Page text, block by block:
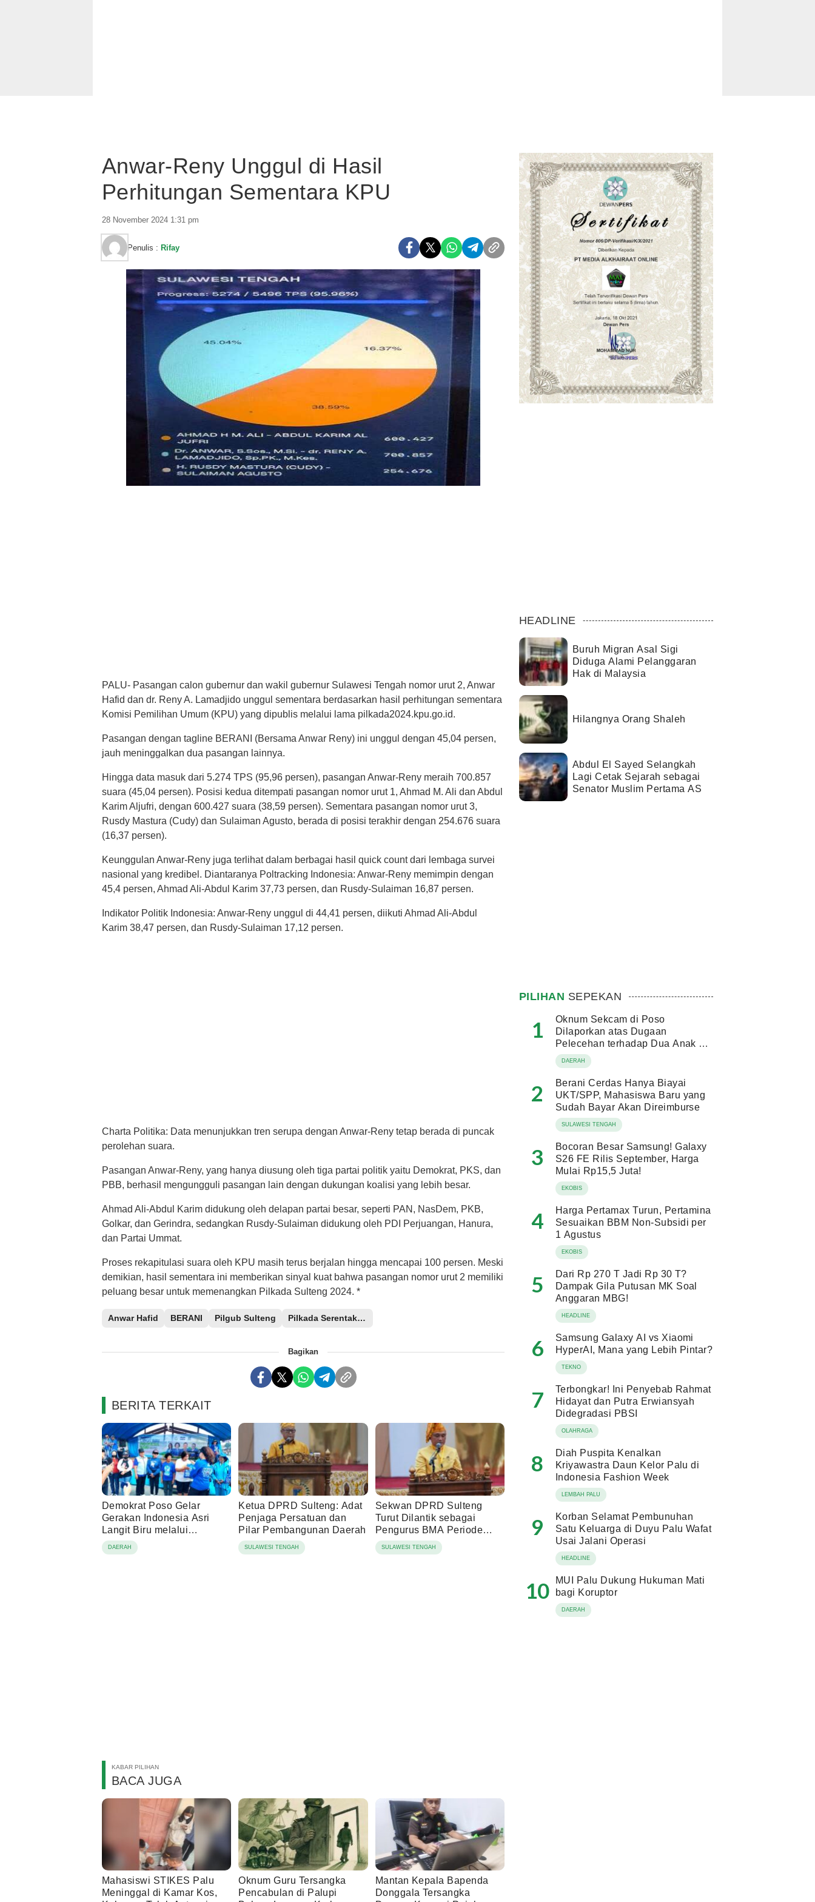
Anwar-Reny Unggul di Hasil
Perhitungan Sementara KPU
28 November 2024 1:31 pm
Penulis : Rifay
PALU- Pasangan calon gubernur dan wakil gubernur Sulawesi Tengah nomor urut 2, Anwar
Hafid dan dr. Reny A. Lamadjido unggul sementara berdasarkan hasil perhitungan sementara
Komisi Pemilihan Umum (KPU) yang dipublis melalui lama pilkada2024.kpu.go.id.
Pasangan dengan tagline BERANI (Bersama Anwar Reny) ini unggul dengan 45,04 persen,
jauh meninggalkan dua pasangan lainnya.
Hingga data masuk dari 5.274 TPS (95,96 persen), pasangan Anwar-Reny meraih 700.857
suara (45,04 persen). Posisi kedua ditempati pasangan nomor urut 1, Ahmad M. Ali dan Abdul
Karim Aljufri, dengan 600.427 suara (38,59 persen). Sementara pasangan nomor urut 3,
Rusdy Mastura (Cudy) dan Sulaiman Agusto, berada di posisi terakhir dengan 254.676 suara
(16,37 persen).
Keunggulan Anwar-Reny juga terlihat dalam berbagai hasil quick count dari lembaga survei
nasional yang kredibel. Diantaranya Poltracking Indonesia: Anwar-Reny memimpin dengan
45,4 persen, Ahmad Ali-Abdul Karim 37,73 persen, dan Rusdy-Sulaiman 16,87 persen.
Indikator Politik Indonesia: Anwar-Reny unggul di 44,41 persen, diikuti Ahmad Ali-Abdul
Karim 38,47 persen, dan Rusdy-Sulaiman 17,12 persen.
Charta Politika: Data menunjukkan tren serupa dengan Anwar-Reny tetap berada di puncak
perolehan suara.
Pasangan Anwar-Reny, yang hanya diusung oleh tiga partai politik yaitu Demokrat, PKS, dan
PBB, berhasil mengungguli pasangan lain dengan dukungan koalisi yang lebih besar.
Ahmad Ali-Abdul Karim didukung oleh delapan partai besar, seperti PAN, NasDem, PKB,
Golkar, dan Gerindra, sedangkan Rusdy-Sulaiman didukung oleh PDI Perjuangan, Hanura,
dan Partai Ummat.
Proses rekapitulasi suara oleh KPU masih terus berjalan hingga mencapai 100 persen. Meski
demikian, hasil sementara ini memberikan sinyal kuat bahwa pasangan nomor urut 2 memiliki
peluang besar untuk memenangkan Pilkada Sulteng 2024. *
Anwar Hafid BERANI Pilgub Sulteng Pilkada Serentak 2024
Bagikan
BERITA TERKAIT
Demokrat Poso Gelar
Gerakan Indonesia Asri
Langit Biru melalui
Pembagian Sembako
DAERAH
Ketua DPRD Sulteng: Adat
Penjaga Persatuan dan
Pilar Pembangunan Daerah
SULAWESI TENGAH
Sekwan DPRD Sulteng
Turut Dilantik sebagai
Pengurus BMA Periode
2026-2031
SULAWESI TENGAH
KABAR PILIHAN
BACA JUGA
Mahasiswi STIKES Palu
Meninggal di Kamar Kos,
Oknum Guru Tersangka
Pencabulan di Palupi
Mantan Kepala Bapenda
Donggala Tersangka
HEADLINE
Buruh Migran Asal Sigi
Diduga Alami Pelanggaran
Hak di Malaysia
Hilangnya Orang Shaleh
Abdul El Sayed Selangkah
Lagi Cetak Sejarah sebagai
Senator Muslim Pertama AS
PILIHAN SEPEKAN
1
Oknum Sekcam di Poso
Dilaporkan atas Dugaan
Pelecehan terhadap Dua Anak di
Bawah Umur
DAERAH
2
Berani Cerdas Hanya Biayai
UKT/SPP, Mahasiswa Baru yang
Sudah Bayar Akan Direimburse
SULAWESI TENGAH
3
Bocoran Besar Samsung! Galaxy
S26 FE Rilis September, Harga
Mulai Rp15,5 Juta!
EKOBIS
4
Harga Pertamax Turun, Pertamina
Sesuaikan BBM Non-Subsidi per
1 Agustus
EKOBIS
5
Dari Rp 270 T Jadi Rp 30 T?
Dampak Gila Putusan MK Soal
Anggaran MBG!
HEADLINE
6
Samsung Galaxy AI vs Xiaomi
HyperAI, Mana yang Lebih Pintar?
TEKNO
7
Terbongkar! Ini Penyebab Rahmat
Hidayat dan Putra Erwiansyah
Didegradasi PBSI
OLAHRAGA
8
Diah Puspita Kenalkan
Kriyawastra Daun Kelor Palu di
Indonesia Fashion Week
LEMBAH PALU
9
Korban Selamat Pembunuhan
Satu Keluarga di Duyu Palu Wafat
Usai Jalani Operasi
HEADLINE
10
MUI Palu Dukung Hukuman Mati
bagi Koruptor
DAERAH